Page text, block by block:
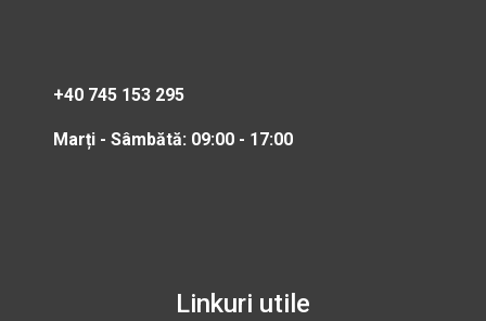
+40 745 153 295
Marți - Sâmbătă: 09:00 - 17:00
Linkuri utile